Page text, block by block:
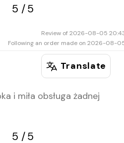
Review of 2026-08-05
Following an order made on 2026-08-
Translate
i miła obsługa żadnej